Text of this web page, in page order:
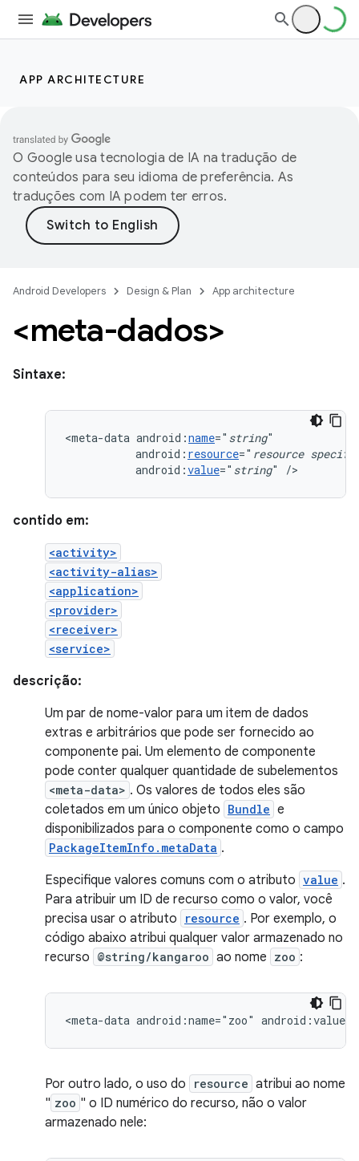
APP ARCHITECTURE
O Google usa tecnologia de IA na tradução de
conteúdos para seu idioma de preferência. As
traduções com IA podem ter erros.
Android Developers Design & Plan App architecture
<meta-dados>
Sintaxe:
<meta-data android:name=" string
android: resource=" resource
android:value=" string" />
contido em:
<activity>
<activity-alias>
<application>
<provider>
<receiver>
<service>
descrição:
Um par de nome-valor para um item de dados
extras e arbitrários que pode ser fornecido ao
componente pai. Um elemento de componente
pode conter qualquer quantidade de subelementos
<meta-data> . Os valores de todos eles são
coletados em um único objeto Bundle e
disponibilizados para o componente como o campo
PackageItemInfo.metaData .
Especifique valores comuns com o atributo value .
Para atribuir um ID de recurso como o valor, você
precisa usar o atributo
resource . Por exemplo, o
código abaixo atribui qualquer valor armazenado no
recurso @string/kangaroo ao nome zoo :
<meta-data android:name="zoo"
Por outro lado, o uso do resource atribui ao nome
" zoo " o ID numérico do recurso, não o valor
armazenado nele: